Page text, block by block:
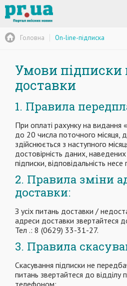
Головна On-line-підписка
Умови підписки
доставки
1. Правила
При оплаті рахунку на видання
до 20 числа поточного місяця,
здійснюється з наступного
достовірність даних,
підписки, відповідальність
2. Правила зміни
доставки:
З усіх питань доставки /
адреси доставки звертайтеся
Тел .: 8 (0629) 33-31-27.
3. Правила
Скасування підписки не
питань звертайтеся до відділу
телефоном: